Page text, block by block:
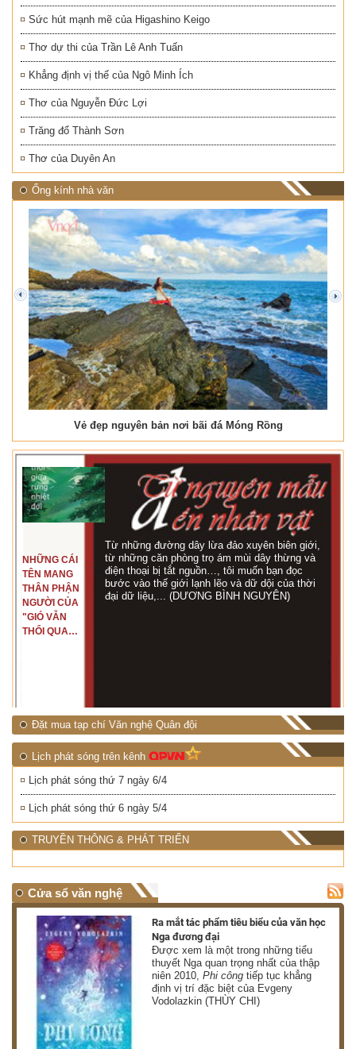
Sức hút mạnh mẽ của Higashino Keigo
Thơ dự thi của Trần Lê Anh Tuấn
Khẳng định vị thế của Ngô Minh Ích
Thơ của Nguyễn Đức Lợi
Trăng đổ Thành Sơn
Thơ của Duyên An
Ống kính nhà văn
Vẻ đẹp nguyên bản nơi bãi đá Móng Rồng
prev next
NHỮNG CÁI
TÊN MANG
THÂN PHẬN
NGƯỜI CỦA
"GIÓ VẪN
THỔI QUA
Từ những đường dây lừa đảo xuyên biên giới,
từ những căn phòng trọ ám mùi dây thừng và
điện thoại bị tắt nguồn…, tôi muốn bạn đọc
bước vào thế giới lạnh lẽo và dữ dội của thời
đại dữ liệu,... (DƯƠNG BÌNH NGUYÊN)
Đặt mua tạp chí Văn nghệ Quân đội
Lịch phát sóng trên kênh
Lịch phát sóng thứ 7 ngày 6/4
Lịch phát sóng thứ 6 ngày 5/4
TRUYỀN THÔNG & PHÁT TRIỂN
Cửa sổ văn nghệ
Ra mắt tác phẩm tiêu biểu của văn học
Nga đương đại
Được xem là một trong những tiểu
thuyết Nga quan trọng nhất của thập
niên 2010,Phi công tiếp tục khẳng
định vị trí đặc biệt của Evgeny
Vodolazkin (THÙY CHI)